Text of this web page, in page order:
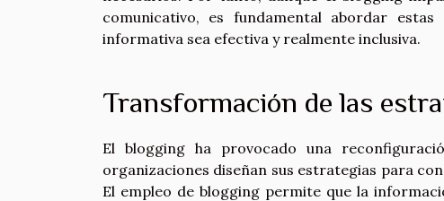
comunicativo, es fundamental abordar
informativa sea efectiva y realmente inclusiva.
Transformación de las
El blogging ha provocado una
organizaciones diseñan sus estrategias para
El empleo de blogging permite que la